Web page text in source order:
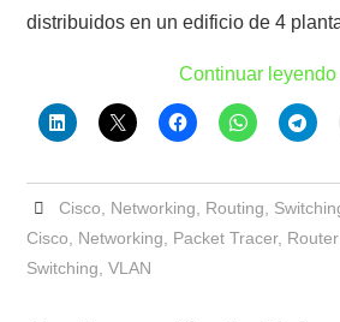
distribuidos en un edificio de 4
Continuar leyendo
Cisco Networking Routing
Cisco
Networking Packet Tracer,
Switching ,VLAN